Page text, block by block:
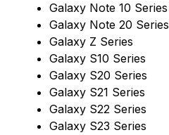
Galaxy Note 10 Series
Galaxy Note 20 Series
Galaxy Z Series
Galaxy S10 Series
Galaxy S20 Series
Galaxy S21 Series
Galaxy S22 Series
Galaxy S23 Series